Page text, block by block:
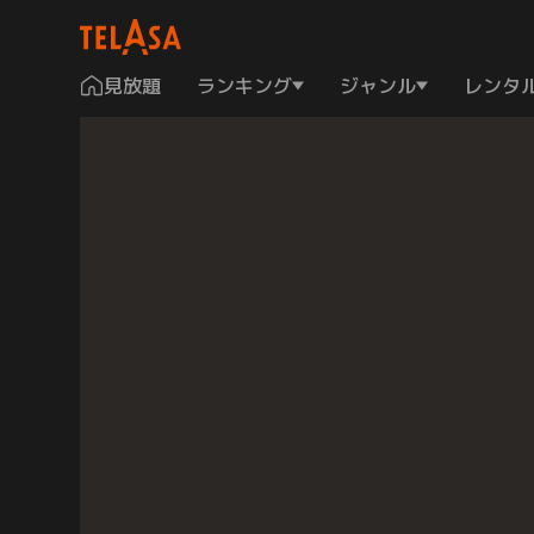
見放題 ランキング ジャンル レンタ